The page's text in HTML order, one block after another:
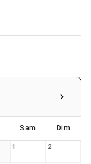
Sam Dim
1 2